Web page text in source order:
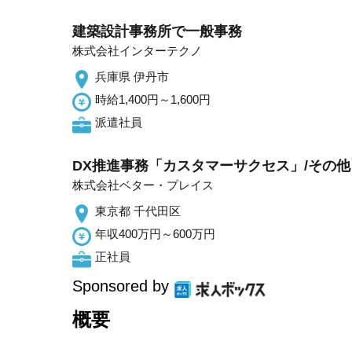
建築設計事務所で一般事務
株式会社インターテクノ
兵庫県 伊丹市
時給1,400円～1,600円
派遣社員
DX推進事務「カスタマーサクセス」/その
株式会社ベター・プレイス
東京都 千代田区
年収400万円～600万円
正社員
Sponsored by
概要